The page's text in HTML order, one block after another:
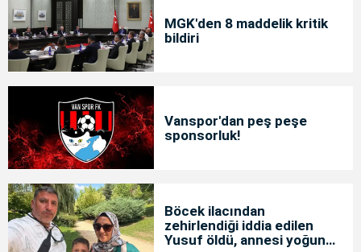
MGK'den 8 maddelik kritik
bildiri
Vanspor'dan peş peşe
sponsorluk!
Böcek ilacından
zehirlendiği iddia edilen
Yusuf öldü, annesi yoğun